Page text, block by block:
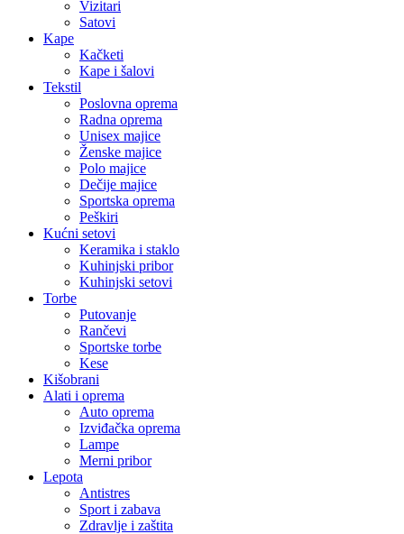
Vizitari
Satovi
Kape
Kačketi
Kape i šalovi
Tekstil
Poslovna oprema
Radna oprema
Unisex majice
Ženske majice
Polo majice
Dečije majice
Sportska oprema
Peškiri
Kućni setovi
Keramika i staklo
Kuhinjski pribor
Kuhinjski setovi
Torbe
Putovanje
Rančevi
Sportske torbe
Kese
Kišobrani
Alati i oprema
Auto oprema
Izviđačka oprema
Lampe
Merni pribor
Lepota
Antistres
Sport i zabava
Zdravlje i zaštita